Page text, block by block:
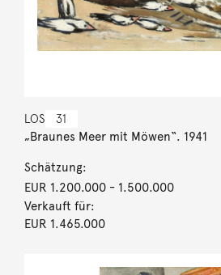
LOS 31
„Braunes Meer mit Möwen“. 1941
Schätzung:
EUR 1.200.000- 1.500.000
Verkauft für:
EUR 1.465.000